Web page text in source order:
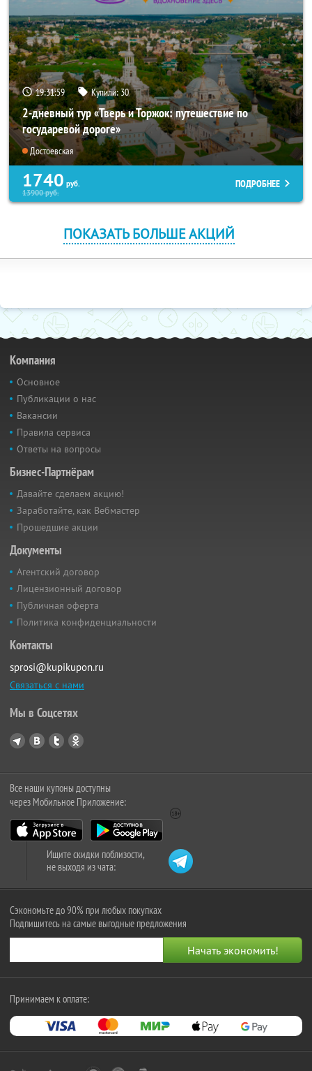
19:31:58 Купили:30
2-дневный тур «Тверь и Торжок: путешествие по
государевой дороге»
Достоевская
1740 руб.
13900руб.
ПОДРОБНЕЕ
ПОКАЗАТЬ БОЛЬШЕ АКЦИЙ
Компания
Основное
Публикации о нас
Вакансии
Правила сервиса
Ответы на вопросы
Бизнес-Партнёрам
Давайте сделаем акцию!
Заработайте, как Вебмастер
Прошедшие акции
Документы
Агентский договор
Лицензионный договор
Публичная оферта
Политика конфиденциальности
Контакты
sprosi@kupikupon.ru
Связаться с нами
Мы в Соцсетях
Все наши купоны доступны
через Мобильное Приложение:
Ищите скидки поблизости,
не выходя из чата:
Сэкономьте до 90% при любых покупках
Подпишитесь на самые выгодные предложения
Принимаем к оплате: